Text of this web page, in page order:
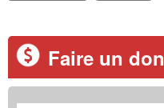
Faire un don